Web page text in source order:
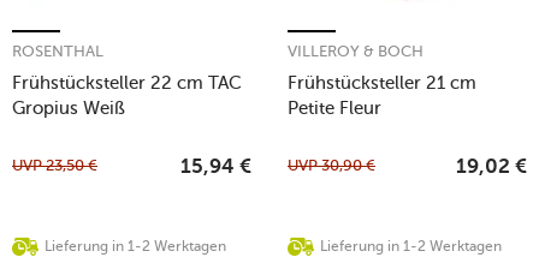
Frühstücksteller 22 cm TAC
Gropius Weiß
ROSENTHAL
Lieferung in 1-2 Werktagen
UVP23,50 € 15,94 €
Frühstücksteller 21 cm
Petite Fleur
VILLEROY & BOCH
Lieferung in 1-2 Werktagen
UVP30,90 € 19,02 €